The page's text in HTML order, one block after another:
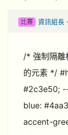
比賽 資訊組長
/* 強制隔
的元素 */
#2c3e50;
blue:
accent-